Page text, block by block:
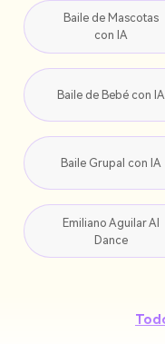
Baile de Mascotas
con IA
Baile de Bebé con IA
Baile Grupal con IA
Emiliano Aguilar AI
Dance